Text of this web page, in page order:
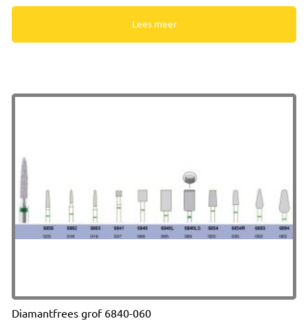
Lees meer
Diamantfrees grof 6840-060